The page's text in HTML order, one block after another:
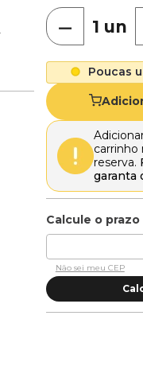
－
Poucas
carrinho
reserva.
garanta
Não sei meu CEP